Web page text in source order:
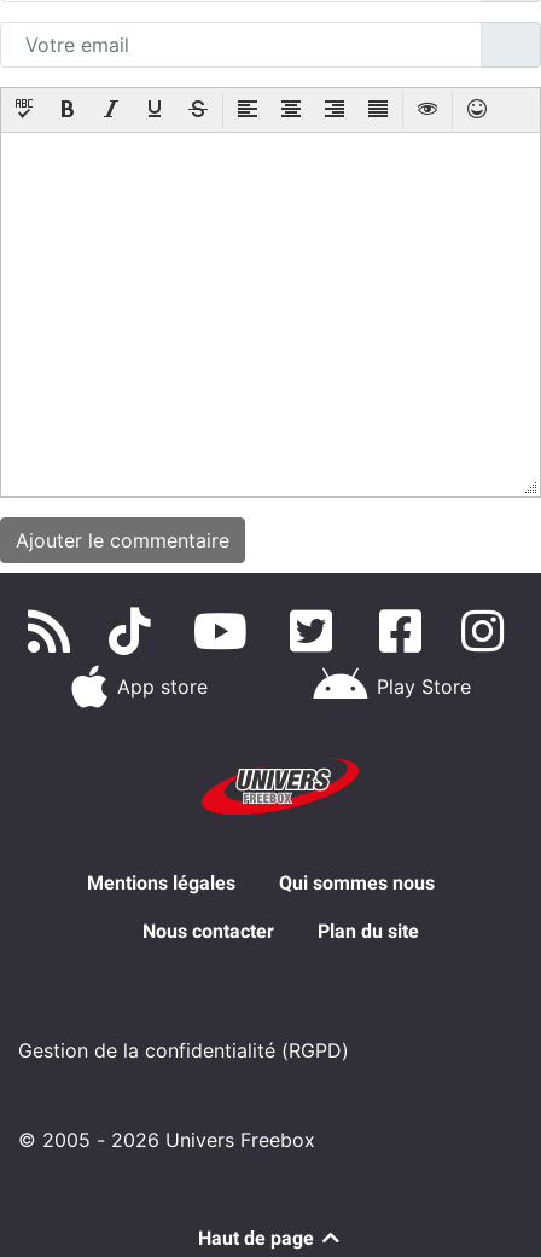
App store Play Store
Mentions légales Qui sommes nous
Nous contacter Plan du site
Gestion de la confidentialité (RGPD)
© 2005 - 2026 Univers Freebox
Haut de page